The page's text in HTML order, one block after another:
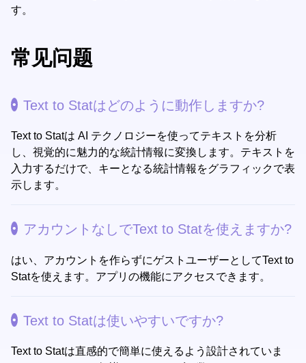
す。
常见问题
Text to Statはどのように動作しますか?
Text to Statは AI テクノロジーを使ってテキストを分析
し、視覚的に魅力的な統計情報に変換します。テキストを
入力するだけで、キーとなる統計情報をグラフィックで表
示します。
アカウントなしでText to Statを使えますか?
はい、アカウントを作らずにゲストユーザーとしてText to
Statを使えます。アプリの機能にアクセスできます。
Text to Statは使いやすいですか?
Text to Statは直感的で簡単に使えるよう設計されていま